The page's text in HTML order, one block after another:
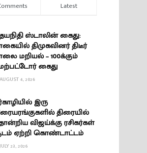
Latest
ஸ்டாலின் கைது:
திமுகவினர் திடீர்
மறியல் – 100க்கும்
கைது
AUGUST 4, 2026
இரு
திரையில்
விஜய்க்கு ரசிகர்கள்
ஏற்றி கொண்டாட்டம்
23, 2026